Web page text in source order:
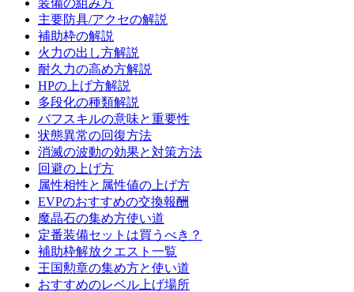
装備の組み方
主要防具/アクセの解説
補助枠の解説
火力の出し方解説
耐久力の高め方解説
HPの上げ方解説
多段化の種類解説
バフスキルの意味と重要性
状態異常の回復方法
消滅の波動の効果と対策方法
回避の上げ方
属性相性と属性値の上げ方
EVPのおすすめの交換報酬
魔晶石の集め方使い道
定番装備セットは買うべき？
補助枠解放クエスト一覧
王国勲章の集め方と使い道
おすすめのレベル上げ場所